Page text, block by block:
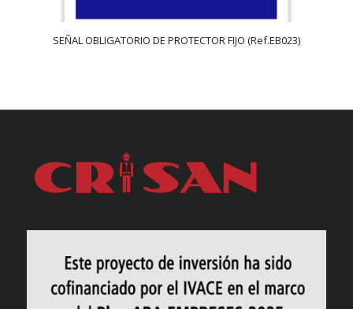
SEÑAL OBLIGATORIO DE PROTECTOR FIJO (Ref.EB023)